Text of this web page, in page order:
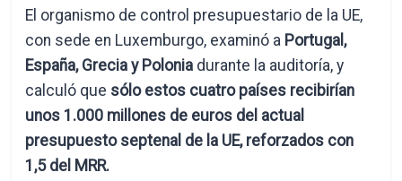
El organismo de control presupuestario de la UE,
con sede en Luxemburgo, examinó a Portugal,
España, Grecia y Polonia durante la auditoría, y
calculó que sólo estos cuatro países recibirían
unos 1.000 millones de euros del actual
presupuesto septenal de la UE, reforzados con
1,5 del MRR.